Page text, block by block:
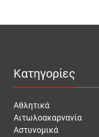
Κατηγορίες
Αθλητικά
Αιτωλοακαρνανία
Αστυνομικά